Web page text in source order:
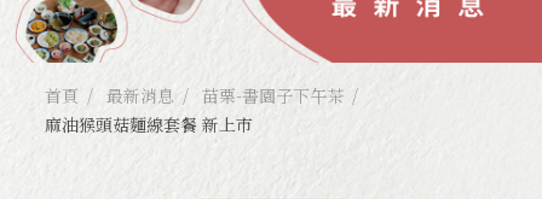
苗栗-卓也書園子
台中-大安餐廳
首頁 最新消息
苗栗-書園子下午茶
麻油猴頭菇麵線套餐 新上市